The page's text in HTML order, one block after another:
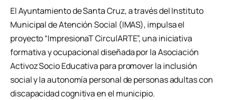
El Ayuntamiento de Santa Cruz, a través del Instituto
Municipal de Atención Social (IMAS), impulsa el
proyecto “ImpresionaT CirculARTE”, una iniciativa
formativa y ocupacional diseñada por la Asociación
Activoz Socio Educativa para promover la inclusión
social y la autonomía personal de personas adultas con
discapacidad cognitiva en el municipio.